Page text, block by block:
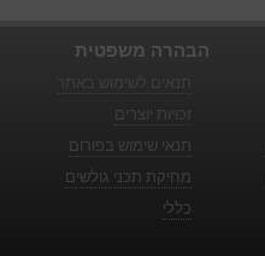
הבהרה משפטית
זכויות יוצרים
תנאי שימוש בפורום
מחיקת תכני גולשים
כללי